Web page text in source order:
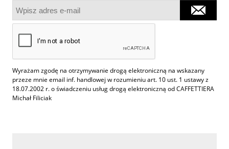
Wyrażam zgodę na otrzymywanie drogą elektroniczną na wskazany
przeze mnie email inf. handlowej w rozumieniu art. 10 ust. 1 ustawy z
18.07.2002 r. o świadczeniu usług drogą elektroniczną od CAFFETTIERA
Michał Filiciak